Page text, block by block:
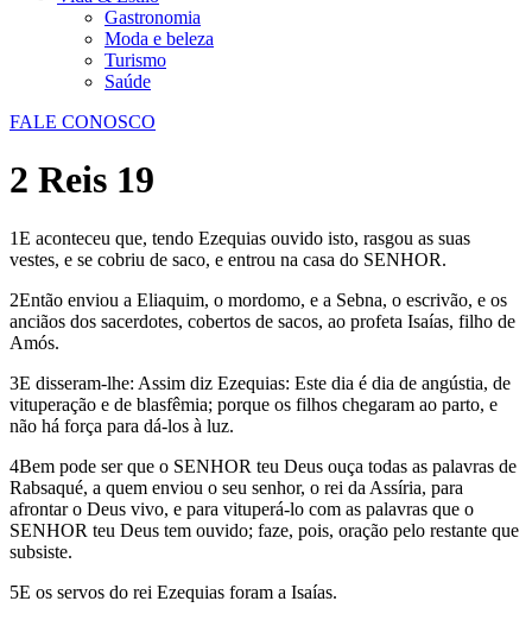
Gastronomia
Moda e beleza
Turismo
Saúde
FALE CONOSCO
2 Reis 19
1E aconteceu que, tendo Ezequias ouvido isto, rasgou as suas
vestes, e se cobriu de saco, e entrou na casa do SENHOR.
2Então enviou a Eliaquim, o mordomo, e a Sebna, o escrivão, e os
anciãos dos sacerdotes, cobertos de sacos, ao profeta Isaías, filho de
Amós.
3E disseram-lhe: Assim diz Ezequias: Este dia é dia de angústia, de
vituperação e de blasfêmia; porque os filhos chegaram ao parto, e
não há força para dá-los à luz.
4Bem pode ser que o SENHOR teu Deus ouça todas as palavras de
Rabsaqué, a quem enviou o seu senhor, o rei da Assíria, para
afrontar o Deus vivo, e para vituperá-lo com as palavras que o
SENHOR teu Deus tem ouvido; faze, pois, oração pelo restante que
subsiste.
5E os servos do rei Ezequias foram a Isaías.